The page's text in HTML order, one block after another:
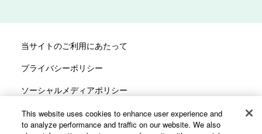
当サイトのご利用にあたって
プライバシーポリシー
ソーシャルメディアポリシー
サイトマップ
This website uses cookies to enhance user experience and
to analyze performance and traffic on our website. We also